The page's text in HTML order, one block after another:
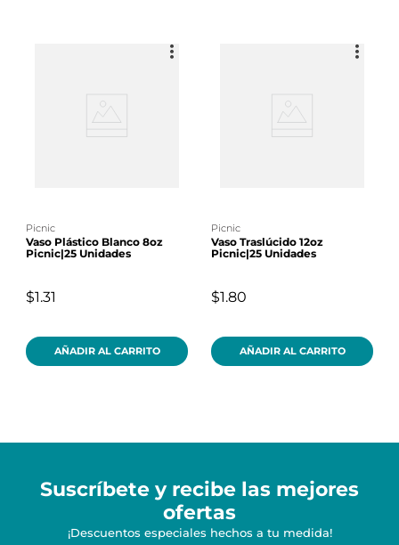
picnic
Vaso Plástico Blanco 8oz
Picnic|25 Unidades
$1.31
AÑADIR AL CARRITO
picnic
Vaso Traslúcido 12oz
Picnic|25 Unidades
$1.80
AÑADIR AL CARRITO
Suscríbete y recibe las mejores
ofertas
¡Descuentos especiales hechos a tu medida!